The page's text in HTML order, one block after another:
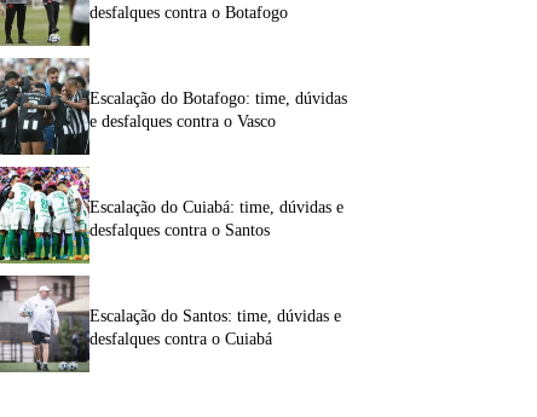
desfalques contra o Botafogo
Escalação do Botafogo: time, dúvidas
e desfalques contra o Vasco
Escalação do Cuiabá: time, dúvidas e
desfalques contra o Santos
Escalação do Santos: time, dúvidas e
desfalques contra o Cuiabá